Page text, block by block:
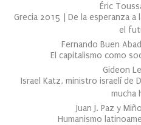
Éric
Grecia 2015 | De la esperanza
el
Fernando Buen
El capitalismo como
Gideon
Israel Katz, ministro israelí de
mucha
Juan J. Paz y
Humanismo